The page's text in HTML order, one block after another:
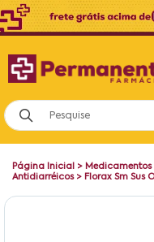
Página Inicial > Medicamentos
Antidiarréicos> Florax Sm Sus